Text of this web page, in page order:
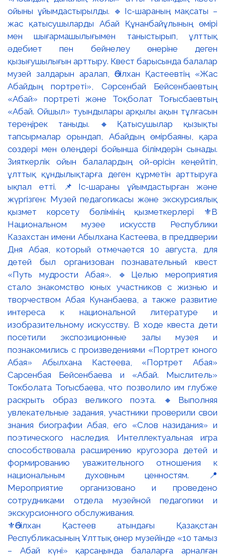
⚜️Әбілхан Қастеев атындағы Қазақстан
Республикасының Ұлттық өнер музейінде «10 тамыз
– Абай күні» қарсаңында балаларға арналған